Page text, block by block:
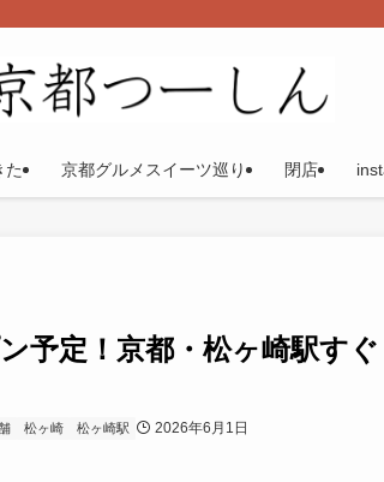
た 京都グルメスイーツ巡り 閉店
予定！京都・松ヶ崎駅すぐ
松ヶ崎 松ヶ崎駅
2026年6月1日